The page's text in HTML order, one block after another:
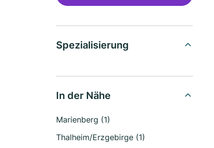
Spezialisierung
In der Nähe
Marienberg (1)
Thalheim/Erzgebirge (1)